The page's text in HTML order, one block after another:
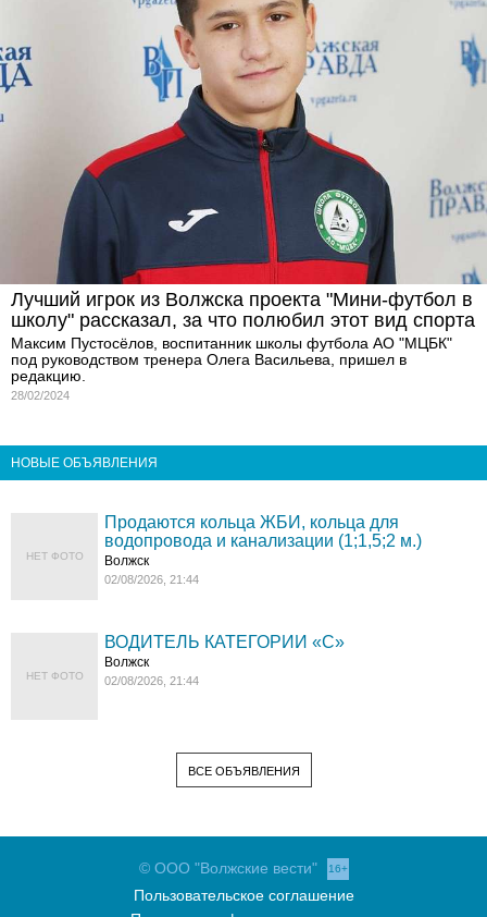
Лучший игрок из Волжска проекта "Мини-футбол в
школу" рассказал, за что полюбил этот вид спорта
Максим Пустосëлов, воспитанник школы футбола АО "МЦБК"
под руководством тренера Олега Васильева, пришел в
редакцию.
28/02/2024
НОВЫЕ ОБЪЯВЛЕНИЯ
НЕТ ФОТО
Продаются кольца ЖБИ, кольца для
водопровода и канализации (1;1,5;2 м.)
Волжск
02/08/2026, 21:44
НЕТ ФОТО
ВОДИТЕЛЬ КАТЕГОРИИ «C»
Волжск
02/08/2026, 21:44
ВСЕ ОБЪЯВЛЕНИЯ
© ООО "Волжские вести" 16+
Пользовательское соглашение